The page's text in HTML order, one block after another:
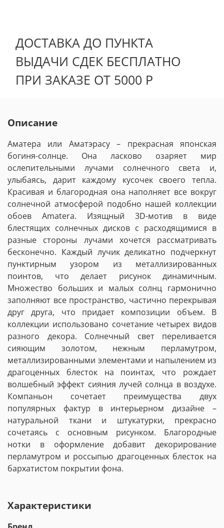
ДОСТАВКА ДО ПУНКТА
ВЫДАЧИ СДЕК БЕСПЛАТНО
ПРИ ЗАКАЗЕ ОТ 5000 Р
Описание
Аматера или Аматэрасу – прекрасная японская
богиня-солнце. Она ласково озаряет мир
ослепительными лучами солнечного света и,
улыбаясь, дарит каждому кусочек своего тепла.
Красивая и благородная она наполняет все вокруг
солнечной атмосферой подобно нашей коллекции
обоев Amatera. Изящный 3D-мотив в виде
блестящих солнечных дисков с расходящимися в
разные стороны лучами хочется рассматривать
бесконечно. Каждый лучик деликатно подчеркнут
пунктирным узором из металлизированных
поинтов, что делает рисунок динамичным.
Множество больших и малых солнц гармонично
заполняют все пространство, частично перекрывая
друг друга, что придает композиции объем. В
коллекции использовано сочетание четырех видов
разного декора. Солнечный свет переливается
сияющим золотом, нежным перламутром,
металлизированными элементами и напылением из
драгоценных блесток на поинтах, что рождает
волшебный эффект сияния лучей солнца в воздухе.
Компаньон сочетает преимущества двух
популярных фактур в интерьерном дизайне –
натуральной ткани и штукатурки, прекрасно
сочетаясь с основным рисунком. Благородные
нотки в оформление добавит декорирование
перламутром и россыпью драгоценных блесток на
бархатистом покрытии фона.
Характеристики